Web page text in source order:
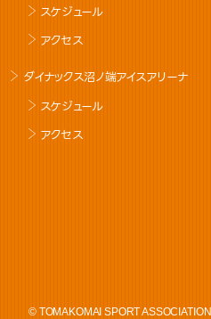
スケジュール
アクセス
ダイナックス沼ノ端アイスアリーナ
スケジュール
アクセス
© TOMAKOMAI SPORT ASSOCIATION